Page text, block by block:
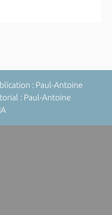
: Paul-Antoine
: Paul-Antoine